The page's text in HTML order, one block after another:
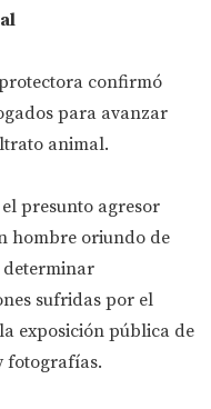
confirmó
para avanzar
animal.
presunto agresor
hombre oriundo de
determinar
sufridas por el
exposición pública de
fotografías.